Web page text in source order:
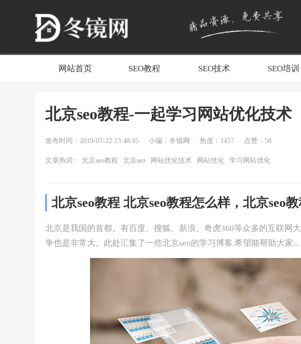
网站首页 SEO教程 SEO技术 SEO培训
北京seo教程-一起学习网站优化技术
发布时间：2019-07-22 23:48:45 小编：冬镜网 热度：1457 点赞：58
文章热词： 北京seo教程 北京seo 网站优化技术 网站优化 学习网站优化
北京seo教程 北京seo教程怎么样，北京seo
北京是我国的首都。有百度、搜狐、新浪、奇虎360等众多的互联网
争也是非常大。此处汇集了一些北京seo的学习博客,希望能帮助大家...